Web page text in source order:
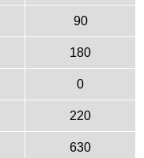
90
180
0
220
630